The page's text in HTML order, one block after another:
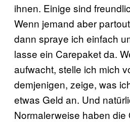
ihnen. Einige sind
Wenn jemand aber
dann spraye ich einfach
lasse ein Carepaket da.
aufwacht, stelle ich mich
demjenigen, zeige, was
etwas Geld an. Und
Normalerweise haben